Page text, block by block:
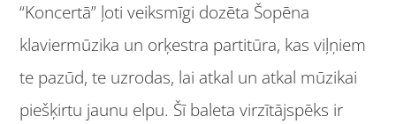
“Koncertā” ļoti veiksmīgi dozēta Šopēna
klaviermūzika un orķestra partitūra, kas viļņiem
te pazūd, te uzrodas, lai atkal un atkal mūzikai
piešķirtu jaunu elpu. Šī baleta virzītājspēks ir